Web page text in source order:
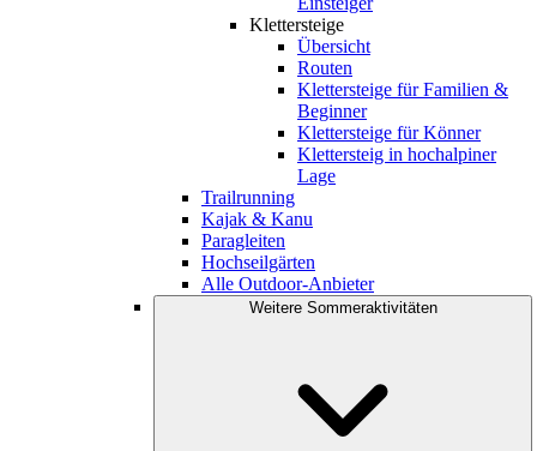
Klettersteige
Übersicht
Routen
Klettersteige für Familien &
Beginner
Klettersteige für Könner
Klettersteig in hochalpiner
Lage
Trailrunning
Kajak & Kanu
Paragleiten
Hochseilgärten
Alle Outdoor-Anbieter
Weitere Sommeraktivitäten